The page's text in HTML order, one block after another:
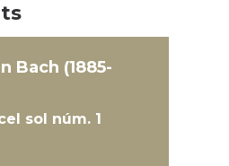
Bach (1885-
sol núm. 1